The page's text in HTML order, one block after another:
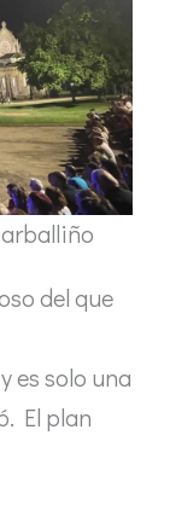
del que
es solo una
El plan